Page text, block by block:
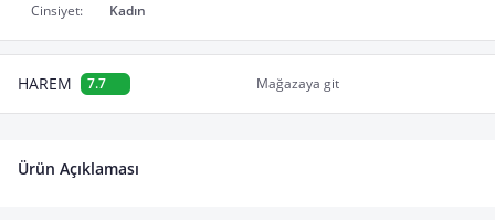
Cinsiyet:
Kadın
HAREM 7.7 Mağazaya git
Ürün Açıklaması